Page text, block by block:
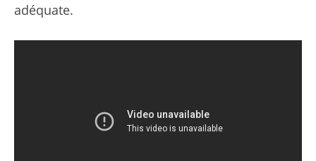
adéquate.